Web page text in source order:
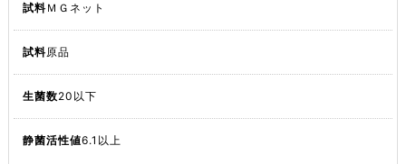
ＭＧネット
原品
20以下
6.1以上